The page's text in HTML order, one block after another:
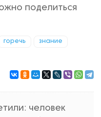
поделиться
горечь знание
человек